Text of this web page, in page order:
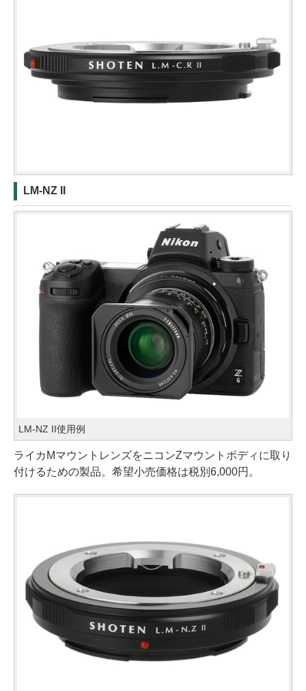
LM-NZ II
LM-NZ II使用例
ライカMマウントレンズをニコンZマウントボディに取り
付けるための製品。希望小売価格は税別6,000円。